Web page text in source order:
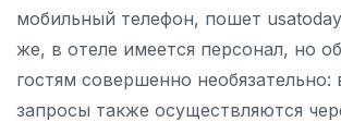
мобильный телефон, пошет
же, в отеле имеется персонал, но
гостям совершенно необязательно:
запросы также осуществляются